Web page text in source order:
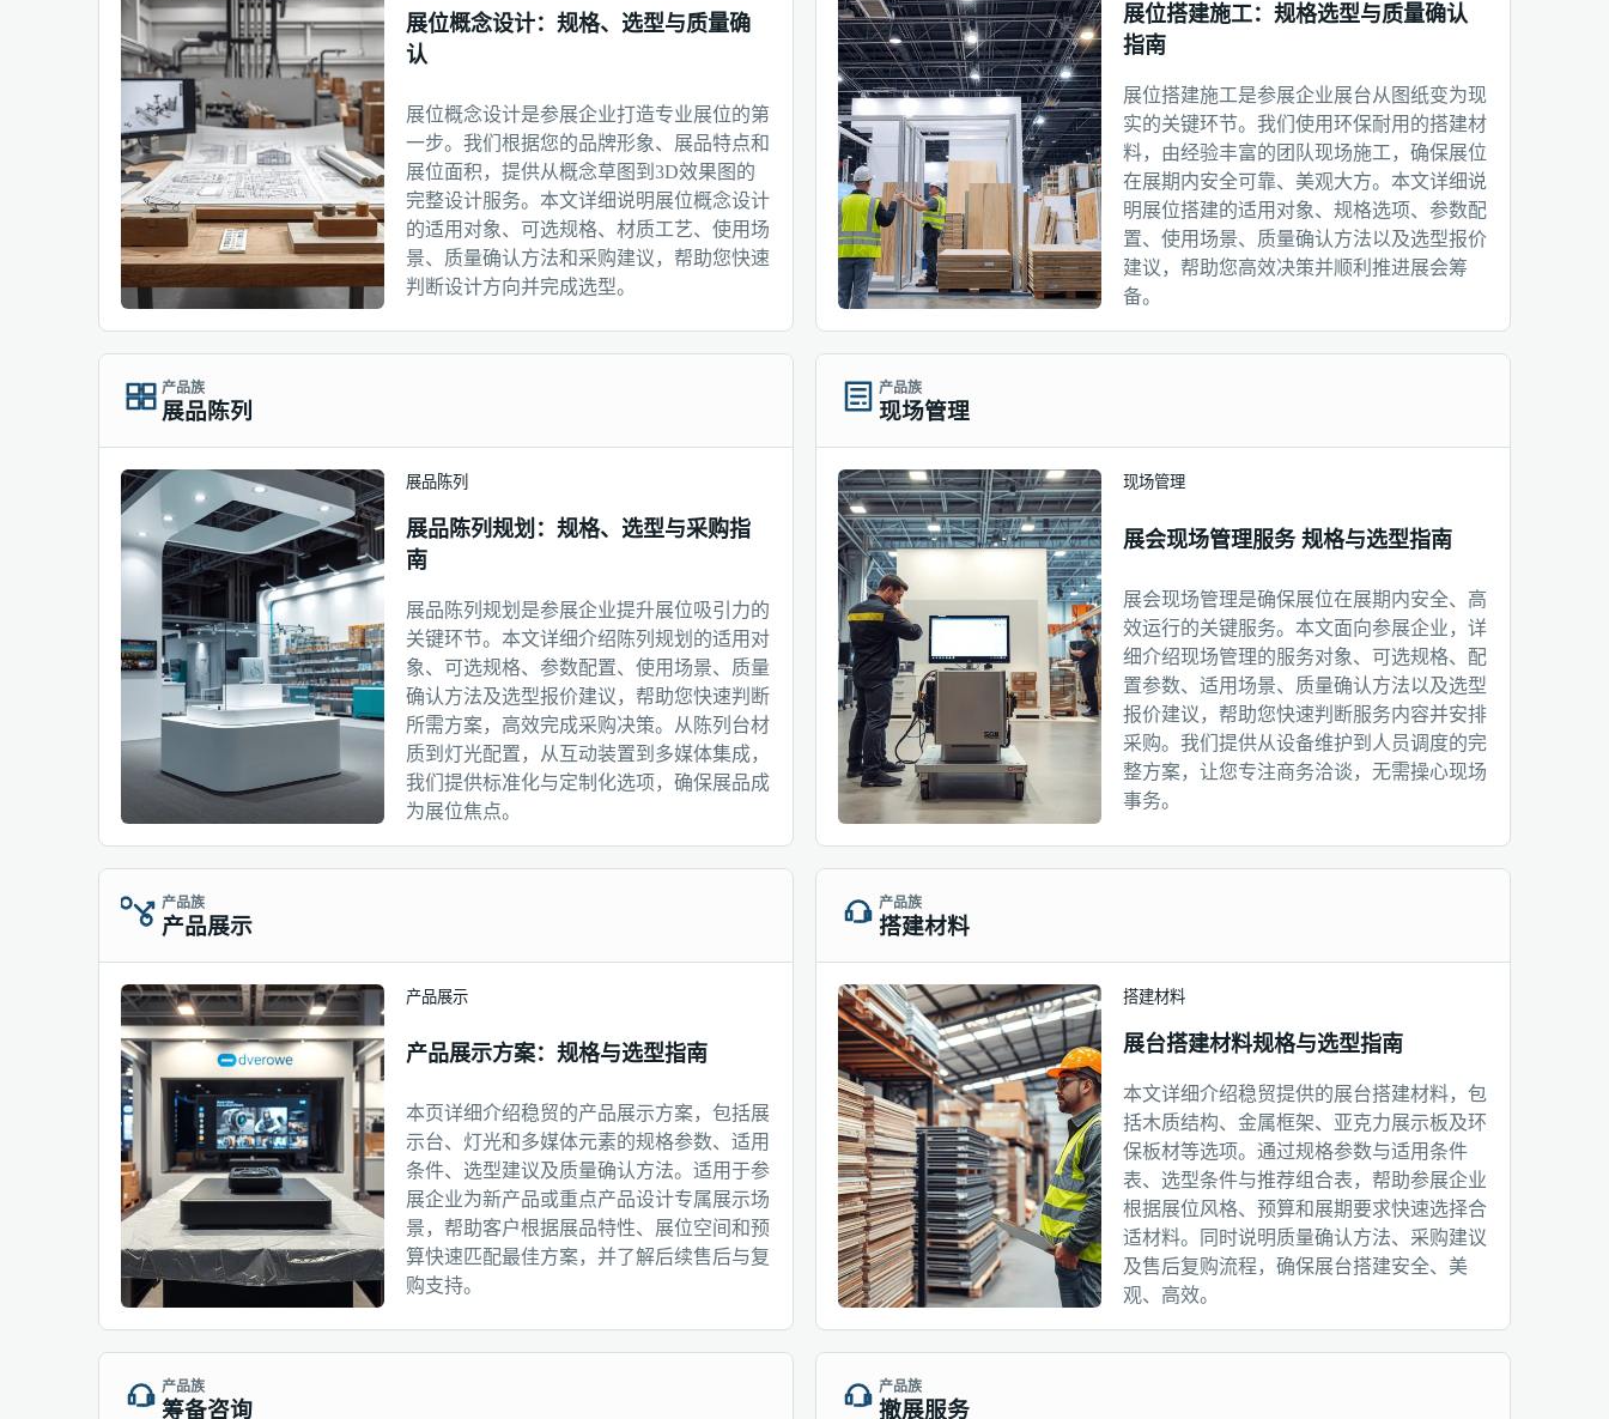
展位概念设计：规格、选型与质量确
认
展位概念设计是参展企业打造专业展位的第
一步。我们根据您的品牌形象、展品特点和
展位面积，提供从概念草图到3D效果图的
完整设计服务。本文详细说明展位概念设计
的适用对象、可选规格、材质工艺、使用场
景、质量确认方法和采购建议，帮助您快速
判断设计方向并完成选型。
展位搭建施工：规格选型与质量确认
指南
展位搭建施工是参展企业展台从图纸变为现
实的关键环节。我们使用环保耐用的搭建材
料，由经验丰富的团队现场施工，确保展位
在展期内安全可靠、美观大方。本文详细说
明展位搭建的适用对象、规格选项、参数配
置、使用场景、质量确认方法以及选型报价
建议，帮助您高效决策并顺利推进展会筹
备。
产品族
展品陈列
展品陈列
展品陈列规划：规格、选型与采购指
南
展品陈列规划是参展企业提升展位吸引力的
关键环节。本文详细介绍陈列规划的适用对
象、可选规格、参数配置、使用场景、质量
确认方法及选型报价建议，帮助您快速判断
所需方案，高效完成采购决策。从陈列台材
质到灯光配置，从互动装置到多媒体集成，
我们提供标准化与定制化选项，确保展品成
为展位焦点。
产品族
现场管理
现场管理
展会现场管理服务 规格与选型指南
展会现场管理是确保展位在展期内安全、高
效运行的关键服务。本文面向参展企业，详
细介绍现场管理的服务对象、可选规格、配
置参数、适用场景、质量确认方法以及选型
报价建议，帮助您快速判断服务内容并安排
采购。我们提供从设备维护到人员调度的完
整方案，让您专注商务洽谈，无需操心现场
事务。
产品族
产品展示
产品展示
产品展示方案：规格与选型指南
本页详细介绍稳贸的产品展示方案，包括展
示台、灯光和多媒体元素的规格参数、适用
条件、选型建议及质量确认方法。适用于参
展企业为新产品或重点产品设计专属展示场
景，帮助客户根据展品特性、展位空间和预
算快速匹配最佳方案，并了解后续售后与复
购支持。
产品族
搭建材料
搭建材料
展台搭建材料规格与选型指南
本文详细介绍稳贸提供的展台搭建材料，包
括木质结构、金属框架、亚克力展示板及环
保板材等选项。通过规格参数与适用条件
表、选型条件与推荐组合表，帮助参展企业
根据展位风格、预算和展期要求快速选择合
适材料。同时说明质量确认方法、采购建议
及售后复购流程，确保展台搭建安全、美
观、高效。
产品族
筹备咨询
产品族
撤展服务